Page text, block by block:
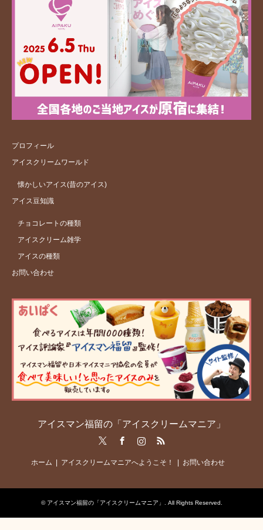
プロフィール
アイスクリームワールド
懐かしいアイス(昔のアイス)
アイス豆知識
チョコレートの種類
アイスクリーム雑学
アイスの種類
お問い合わせ
アイスマン福留の「アイスクリームマニア」
RSS
ホーム アイスクリームマニアへようこそ！ お問い合わせ
© アイスマン福留の「アイスクリームマニア」 . All Rights Reserved.